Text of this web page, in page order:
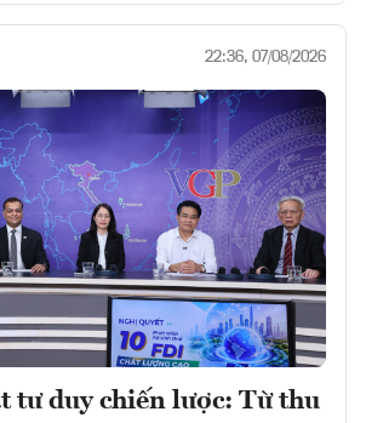
22:36, 07/08/2026
tư duy chiến lược: Từ thu